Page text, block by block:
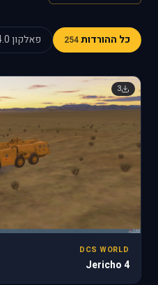
כל ההורדות254 פאלקון 4.0
3
DCS WORLD
Jericho 4